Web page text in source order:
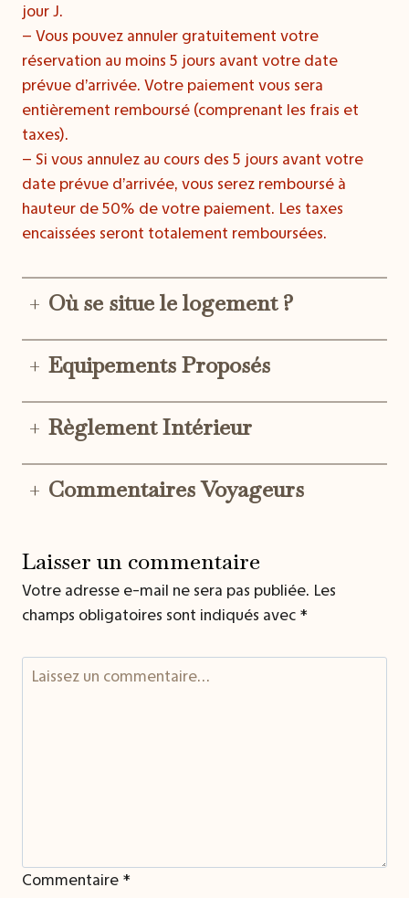
jour J.
– Vous pouvez annuler gratuitement votre
réservation au moins 5 jours avant votre date
prévue d’arrivée. Votre paiement vous sera
entièrement remboursé (comprenant les frais et
taxes).
– Si vous annulez au cours des 5 jours avant votre
date prévue d’arrivée, vous serez remboursé à
hauteur de 50% de votre paiement. Les taxes
encaissées seront totalement remboursées.
+ Où se situe le logement ?
+ Equipements Proposés
+ Règlement Intérieur
+ Commentaires Voyageurs
Laisser un commentaire
Votre adresse e-mail ne sera pas publiée. Les
champs obligatoires sont indiqués avec *
Commentaire *